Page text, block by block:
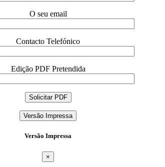
O seu email
Contacto Telefónico
Edição PDF Pretendida
Versão Impressa
Versão Impressa
×